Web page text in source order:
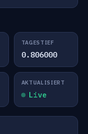
TAGESTIEF
0.806000
AKTUALISIERT
Live